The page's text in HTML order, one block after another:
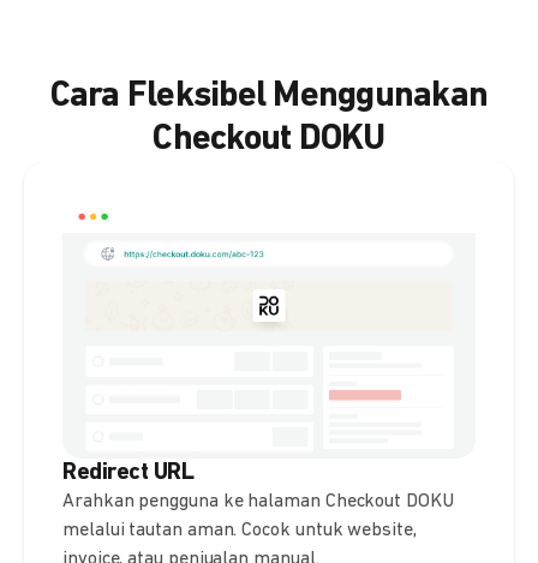
Cara Fleksibel Menggunakan
Checkout DOKU
Redirect URL
Arahkan pengguna ke halaman Checkout DOKU
melalui tautan aman. Cocok untuk website,